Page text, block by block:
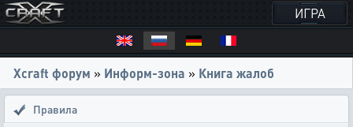
ИГРА
Xcraft форум » Информ-зона » Книга жалоб
Правила